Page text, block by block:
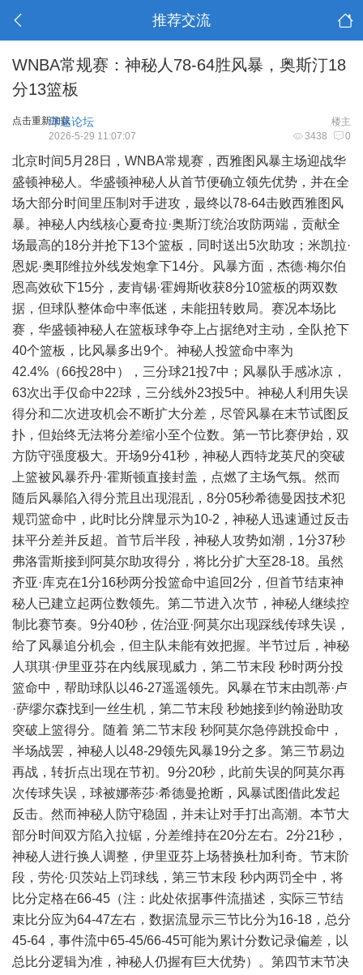
推荐交流
WNBA常规赛：神秘人78-64胜风暴，奥斯汀18
分13篮板
点击重新加载 楼主
球迷论坛
3438 0
2026-5-29 11:07:07
北京时间5月28日，WNBA常规赛，西雅图风暴主场迎战华
盛顿神秘人。华盛顿神秘人从首节便确立领先优势，并在全
场大部分时间里压制对手进攻，最终以78-64击败西雅图风
暴。神秘人内线核心夏奇拉·奥斯汀统治攻防两端，贡献全
场最高的18分并抢下13个篮板，同时送出5次助攻；米凯拉·
恩妮·奥耶维拉外线发炮拿下14分。风暴方面，杰德·梅尔伯
恩高效砍下15分，麦肯锡·霍姆斯收获8分10篮板的两双数
据，但球队整体命中率低迷，未能扭转败局。赛况本场比
赛，华盛顿神秘人在篮板球争夺上占据绝对主动，全队抢下
40个篮板，比风暴多出9个。神秘人投篮命中率为
42.4%（66投28中），三分球21投7中；风暴队手感冰凉，
63次出手仅命中22球，三分线外23投5中。神秘人利用失误
得分和二次进攻机会不断扩大分差，尽管风暴在末节试图反
扑，但始终无法将分差缩小至个位数。第一节比赛伊始，双
方防守强度极大。开场9分41秒，神秘人西特龙英尺的突破
上篮被风暴乔丹·霍斯顿直接封盖，点燃了主场气氛。然而
随后风暴陷入得分荒且出现混乱，8分05秒希德曼因技术犯
规罚篮命中，此时比分牌显示为10-2，神秘人迅速通过反击
抹平分差并反超。首节后半段，神秘人攻势如潮，1分37秒
弗洛雷斯接到阿莫尔助攻得分，将比分扩大至28-18。虽然
齐亚·库克在1分16秒两分投篮命中追回2分，但首节结束神
秘人已建立起两位数领先。第二节进入次节，神秘人继续控
制比赛节奏。9分40秒，佐治亚·阿莫尔出现踩线传球失误，
给了风暴追分机会，但主队未能有效把握。半节过后，神秘
人琪琪·伊里亚芬在内线展现威力，第二节末段 秒时两分投
篮命中，帮助球队以46-27遥遥领先。风暴在节末由凯蒂·卢
·萨缪尔森找到一丝生机，第二节末段 秒她接到约翰逊助攻
突破上篮得分。随着 第二节末段 秒阿莫尔急停跳投命中，
半场战罢，神秘人以48-29领先风暴19分之多。第三节易边
再战，转折点出现在节初。9分20秒，此前失误的阿莫尔再
次传球失误，球被娜蒂莎·希德曼抢断，风暴试图借此发起
反击。然而神秘人防守稳固，并未让对手打出高潮。本节大
部分时间双方陷入拉锯，分差维持在20分左右。2分21秒，
神秘人进行换人调整，伊里亚芬上场替换杜加利奇。节末阶
段，劳伦·贝茨站上罚球线，第三节末段 秒内两罚全中，将
比分定格在66-45（注：此处依据事件流描述，实际三节结
束比分应为64-47左右，数据流显示三节比分为16-18，总分
45-64，事件流中65-45/66-45可能为累计分数记录偏差，以
总比分逻辑为准，神秘人仍握有巨大优势）。第四节末节决